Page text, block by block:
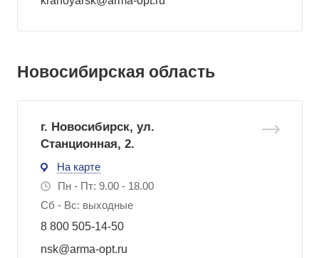
Новосибирская область
г. Новосибирск, ул.
Станционная, 2.
На карте
Пн - Пт: 9.00 - 18.00
Сб - Вс: выходные
8 800 505-14-50
nsk@arma-opt.ru